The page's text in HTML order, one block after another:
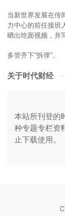
当新世界发展在传
力中心的前任接班
晒出吃面视频，并
多管齐下“拆弹”。
关于时代财经
本站所刊登的
种专题专栏资
止下载使用。